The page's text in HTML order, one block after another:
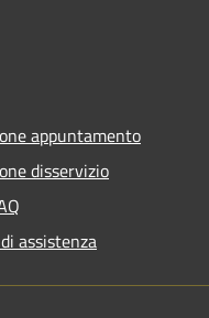
appuntamento
disservizio
assistenza